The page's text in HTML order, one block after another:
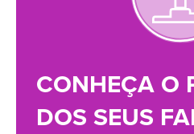
CONHEÇA O
DOS SEUS